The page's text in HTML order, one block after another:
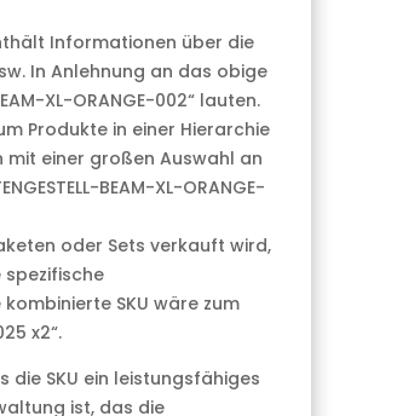
Informationen über die
In Anlehnung an das obige
XL-ORANGE-002“ lauten.
Produkte in einer Hierarchie
mit einer großen Auswahl an
BEAM-XL-ORANGE-
oder Sets verkauft wird,
spezifische
SKU wäre zum
x2“.
SKU ein leistungsfähiges
ist, das die